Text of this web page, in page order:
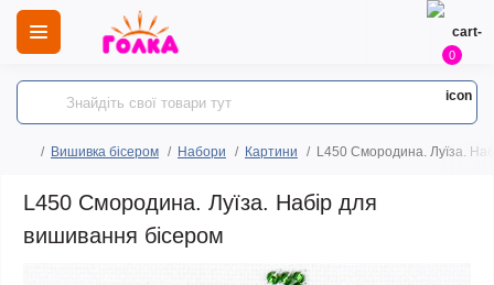
0
Вишивка бісером Набори Картини L450 Смородина. Луїза.
L450 Смородина. Луїза. Набір для
вишивання бісером